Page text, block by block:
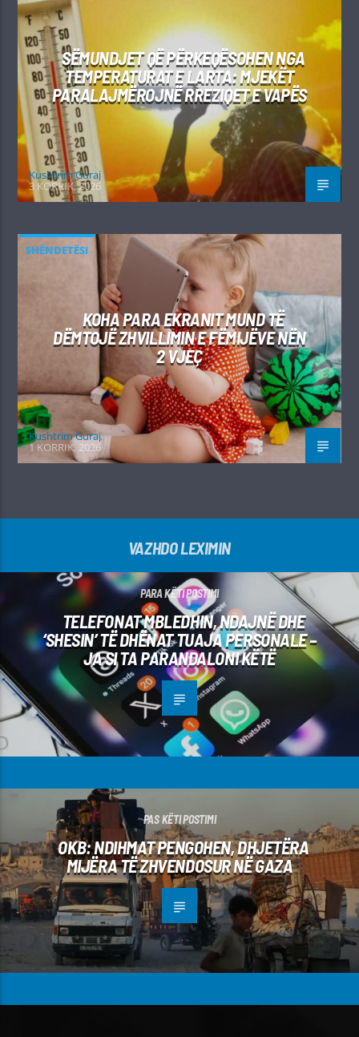
SËMUNDJET QË PËRKEQËSOHEN NGA
TEMPERATURAT E LARTA: MJEKËT
PARALAJMËROJNË RREZIQET E VAPËS
Kushtrim Guraj
3 KORRIK, 2026
SHËNDETËSI
KOHA PARA EKRANIT MUND TË
DËMTOJË ZHVILLIMIN E FËMIJËVE NËN
2 VJEÇ
Kushtrim Guraj
1 KORRIK, 2026
VAZHDO LEXIMIN
PARA KËTI POSTIMI
TELEFONAT MBLEDHIN, NDAJNË DHE
‘SHESIN’ TË DHËNAT TUAJA PERSONALE –
JA SI TA PARANDALONI KËTË
PAS KËTI POSTIMI
OKB: NDIHMAT PENGOHEN, DHJETËRA
MIJËRA TË ZHVENDOSUR NË GAZA